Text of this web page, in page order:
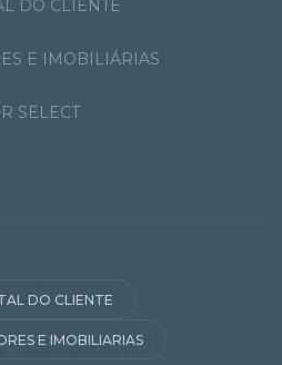
DO CLIENTE
E IMOBILIÁRIAS
SELECT
DO CLIENTE
E IMOBILIARIAS